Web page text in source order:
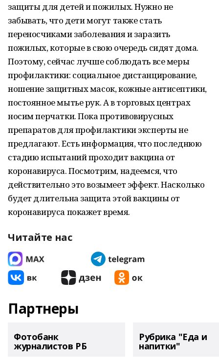
защиты для детей и пожилых. Нужно не
забывать, что дети могут также стать
переносчиками заболевания и заразить
пожилых, которые в свою очередь сидят дома.
Поэтому, сейчас лучше соблюдать все меры
профилактики: социальное дистанцирование,
ношение защитных масок, кожные антисептики,
постоянное мытье рук. А в торговых центрах
носим перчатки. Пока противовирусных
препаратов для профилактики эксперты не
предлагают. Есть информация, что последнюю
стадию испытаний проходит вакцина от
коронавируса. Посмотрим, надеемся, что
действительно это возымеет эффект. Насколько
будет длительна защита этой вакцины от
коронавируса покажет время.
Читайте нас
Партнеры
Фотобанк
журналистов РБ
Рубрика "Еда и
напитки"